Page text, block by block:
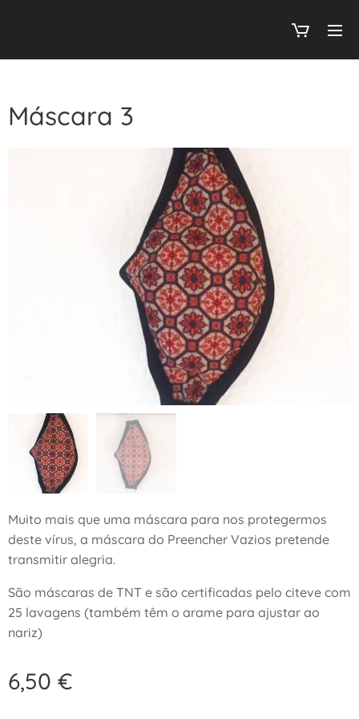
Máscara 3
Muito mais que uma máscara para nos protegermos
deste vírus, a máscara do Preencher Vazios pretende
transmitir alegria.
São máscaras de TNT e são certificadas pelo citeve com
25 lavagens (também têm o arame para ajustar ao
nariz)
6,50 €